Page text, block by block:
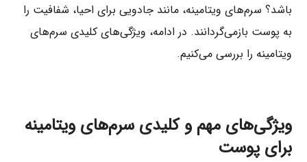
باشد؟ سرم‌های ویتامینه، مانند جادویی برای احیا، شفافیت را
به پوست بازمی‌گردانند. در ادامه، ویژگی‌های کلیدی سرم‌های
ویتامینه را بررسی می‌کنیم.
ویژگی‌های مهم و کلیدی سرم‌های ویتامینه
برای پوست